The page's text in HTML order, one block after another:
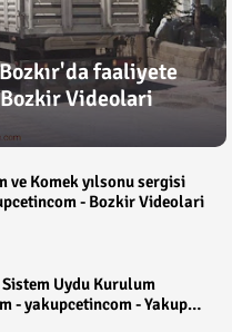
faaliyete
Videolari
ve Komek yılsonu sergisi
- Bozkir Videolari
Uydu Kurulum
- yakupcetincom - Yakup